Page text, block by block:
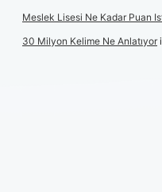
Meslek Lisesi Ne Kadar Puan
30 Milyon Kelime Ne Anlatıyor